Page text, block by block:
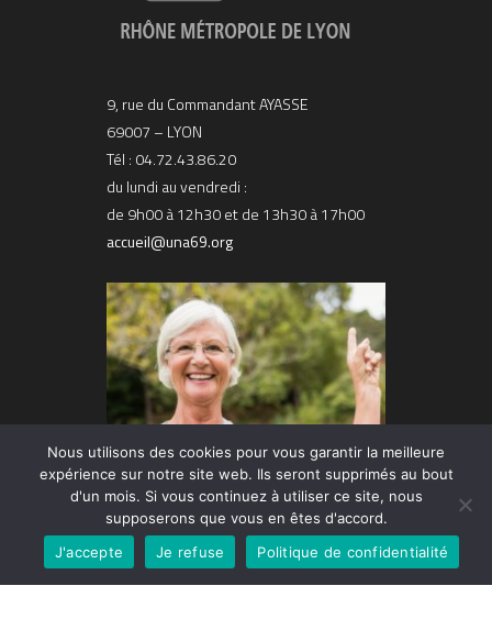
9, rue du Commandant AYASSE
69007 – LYON
Tél : 04.72.43.86.20
du lundi au vendredi :
de 9h00 à 12h30 et de 13h30 à 17h00
accueil@una69.org
Nous utilisons des cookies pour vous garantir la meilleure
expérience sur notre site web. Ils seront supprimés au bout
d'un mois. Si vous continuez à utiliser ce site, nous
supposerons que vous en êtes d'accord.
J'accepte
Je refuse Politique de confidentialité